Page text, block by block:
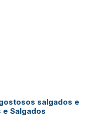
salgados e
e Salgados